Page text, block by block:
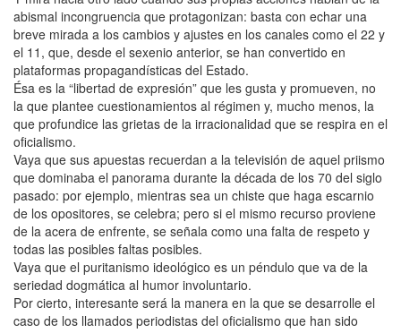
abismal incongruencia que protagonizan: basta con echar una
breve mirada a los cambios y ajustes en los canales como el 22 y
el 11, que, desde el sexenio anterior, se han convertido en
plataformas propagandísticas del Estado.
Ésa es la “libertad de expresión” que les gusta y promueven, no
la que plantee cuestionamientos al régimen y, mucho menos, la
que profundice las grietas de la irracionalidad que se respira en el
oficialismo.
Vaya que sus apuestas recuerdan a la televisión de aquel priismo
que dominaba el panorama durante la década de los 70 del siglo
pasado: por ejemplo, mientras sea un chiste que haga escarnio
de los opositores, se celebra; pero si el mismo recurso proviene
de la acera de enfrente, se señala como una falta de respeto y
todas las posibles faltas posibles.
Vaya que el puritanismo ideológico es un péndulo que va de la
seriedad dogmática al humor involuntario.
Por cierto, interesante será la manera en la que se desarrolle el
caso de los llamados periodistas del oficialismo que han sido